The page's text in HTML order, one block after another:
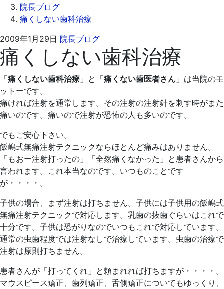
院長ブログ
痛くしない歯科治療
2009年1月29日 院長ブログ2009
年
1
月
29
日
飯
嶋
歯
科
医
院
痛くしない歯科治療
「痛くしない歯科治療 」と「痛くない歯医者さん 」は当院のモ
ットーです。
痛ければ注射を通常します。その注射の注射針を刺す時がまた
痛いのです。痛いので注射が恐怖の人も多いのです。
でもご安心下さい。
飯嶋式無痛注射テクニックならほとんど痛みはありません。
「もおー注射打ったの」「全然痛くなかった」と患者さんから
言われます。これ本当なのです。いつものことです
が・・・・。
子供の場合、まず注射は打ちません。子供には子供用の飯嶋式
無痛注射テクニックで対応します。乳歯の抜歯ぐらいはこれで
十分です。子供は恐がりなのでいつもこれで対応しています。
通常の虫歯程度では注射なしで治療しています。虫歯の治療で
注射は原則打ちません。
患者さんが「打ってくれ」と頼まれれば打ちますが・・・・。
マウスピース矯正、歯列矯正、舌側矯正についてもゆっくり、